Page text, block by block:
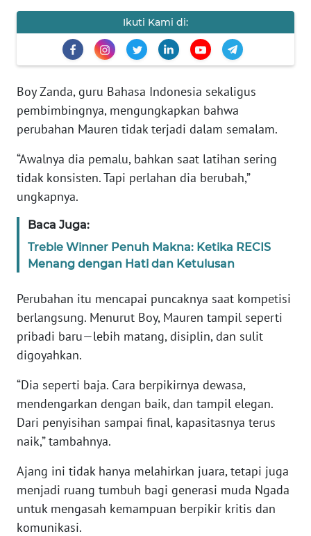
Ikuti Kami di:
Boy Zanda, guru Bahasa Indonesia sekaligus
pembimbingnya, mengungkapkan bahwa
perubahan Mauren tidak terjadi dalam semalam.
“Awalnya dia pemalu, bahkan saat latihan sering
tidak konsisten. Tapi perlahan dia berubah,”
ungkapnya.
Baca Juga:
Treble Winner Penuh Makna: Ketika RECIS
Menang dengan Hati dan Ketulusan
Perubahan itu mencapai puncaknya saat kompetisi
berlangsung. Menurut Boy, Mauren tampil seperti
pribadi baru—lebih matang, disiplin, dan sulit
digoyahkan.
“Dia seperti baja. Cara berpikirnya dewasa,
mendengarkan dengan baik, dan tampil elegan.
Dari penyisihan sampai final, kapasitasnya terus
naik,” tambahnya.
Ajang ini tidak hanya melahirkan juara, tetapi juga
menjadi ruang tumbuh bagi generasi muda Ngada
untuk mengasah kemampuan berpikir kritis dan
komunikasi.
SIBER
REDAKSI
KARIR
Wahana
News
Regional
WN
SUMUT
WN
JAKARTA
WN
JABAR
BANTEN
WN
WN
KEPRI